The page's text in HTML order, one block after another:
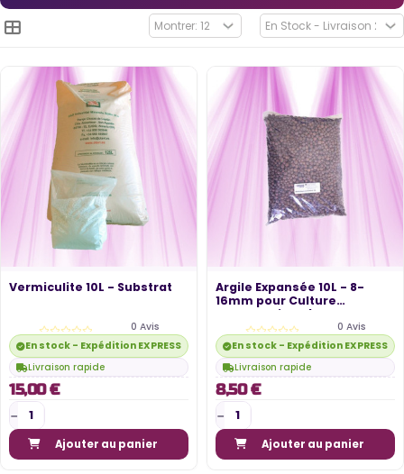
Vermiculite 10L - Substrat
0 Avis
En stock - Expédition EXPRESS disponible
Livraison rapide
15,00 €
Ajouter au panier
Argile Expansée 10L - 8-
16mm pour Culture
Hydroponique |...
0 Avis
En stock - Expédition EXPRESS
Livraison rapide
8,50 €
Ajouter au panier